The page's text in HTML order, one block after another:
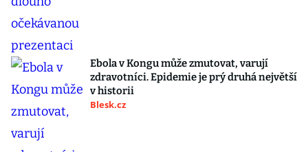
Ebola v Kongu může zmutovat, varují
zdravotníci. Epidemie je prý druhá největší
v historii
Blesk.cz